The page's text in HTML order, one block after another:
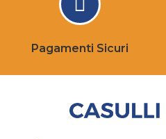
Pagamenti Sicuri